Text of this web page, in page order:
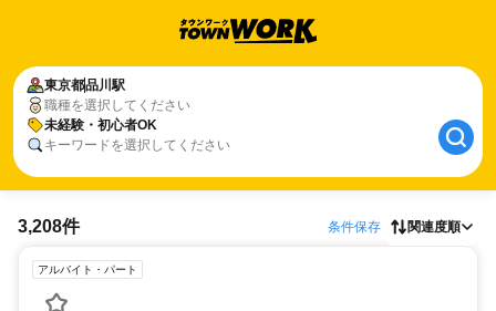
東京都品川駅
職種を選択してください
未経験・初心者OK
キーワードを選択してください
3,208件 条件保存 関連度順
アルバイト・パート